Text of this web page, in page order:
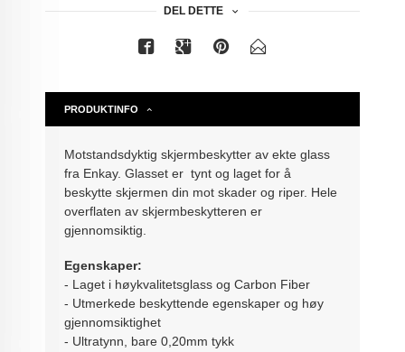
DEL DETTE
PRODUKTINFO
Motstandsdyktig skjermbeskytter av ekte glass
fra Enkay. Glasset er tynt og laget for å
beskytte skjermen din mot skader og riper. Hele
overflaten av skjermbeskytteren er
gjennomsiktig.
Egenskaper:
- Laget i høykvalitetsglass og Carbon Fiber
- Utmerkede beskyttende egenskaper og høy
gjennomsiktighet
- Ultratynn, bare 0,20mm tykk